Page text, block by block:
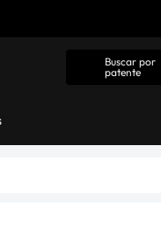
Buscar por
patente